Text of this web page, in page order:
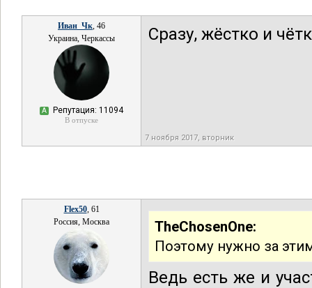
Иван_Чк, 46
Украина, Черкассы
А Репутация: 11094
В отпуске
Сразу, жёстко и
7 ноября 2017, вторник
Flex50, 61
Россия, Москва
TheChosenOne:
Поэтому нужно за
Ведь есть же и